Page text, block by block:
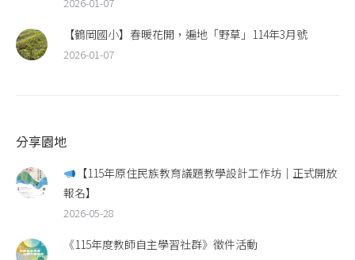
【鶴岡國小】春暖花開，遍地「野草」114年3月號
2026-01-07
分享園地
【115年原住民族教育議題教學設計工作坊｜正式開放
報名】
2026-05-28
《115年度教師自主學習社群》徵件活動